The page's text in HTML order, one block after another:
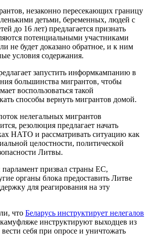
незаконно пересекающих границу
детьми, беременных, людей с
до 16 лет) предлагается признать
потенциальными участниками
не будет доказано обратное, и к ним
условия содержания.
запустить информкампанию в
большинства мигрантов, чтобы
воспользоваться такой
способы вернуть мигрантов домой.
нелегальных мигрантов
резолюция предлагает начать
НАТО и рассматривать ситуацию как
целостности, политической
Литвы.
призвал страны ЕС,
органы блока предоставить Литве
для реагирования на эту
что Беларусь инструктирует нелегалов
инструктируют выходцев из
себя при опросе и уничтожать